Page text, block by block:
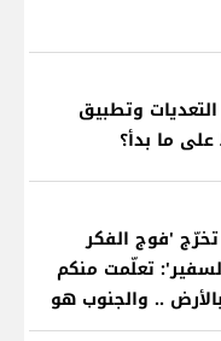
وتطبيق
ما بدأ؟
'فوج الفكر
تعلّمت منكم
.. والجنوب هو